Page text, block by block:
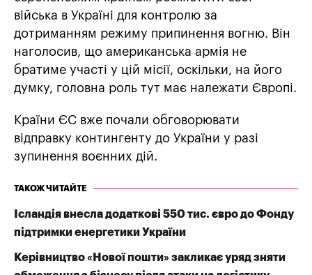
війська в Україні для контролю за
дотриманням режиму припинення вогню. Він
наголосив, що американська армія не
братиме участі у цій місії, оскільки, на його
думку, головна роль тут має належати Європі.
Країни ЄС вже почали обговорювати
відправку контингенту до України у разі
зупинення воєнних дій.
ТАКОЖ ЧИТАЙТЕ
Ісландія внесла додаткові 550 тис. євро до Фонду
підтримки енергетики України
Керівництво «Нової пошти» закликає уряд зняти